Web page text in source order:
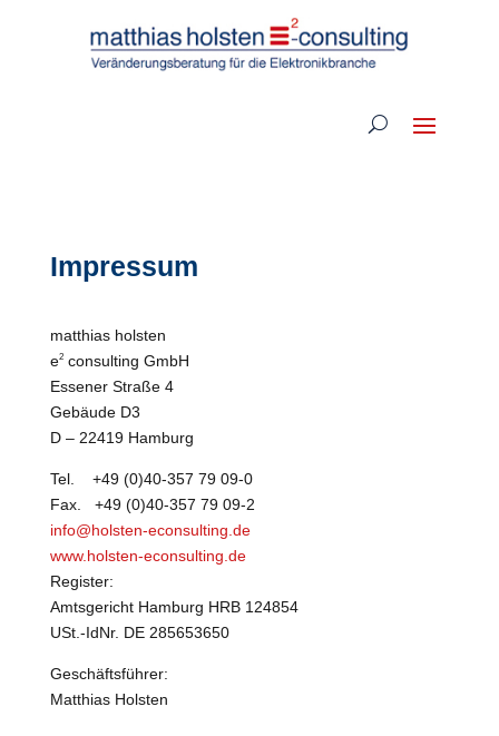
Impressum
matthias holsten
e2consulting GmbH
Essener Straße 4
Gebäude D3
D – 22419 Hamburg
Tel. +49 (0)40-357 79 09-0
Fax. +49 (0)40-357 79 09-2
info@holsten-econsulting.de
www.holsten-econsulting.de
Register:
Amtsgericht Hamburg HRB 124854
USt.-IdNr. DE 285653650
Geschäftsführer:
Matthias Holsten